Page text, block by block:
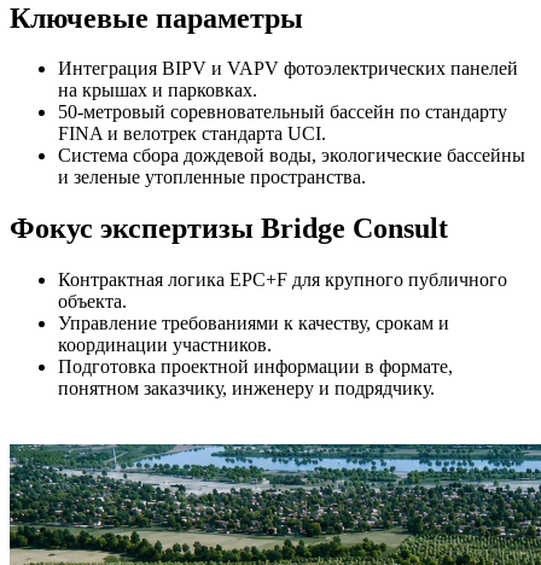
Ключевые параметры
Интеграция BIPV и VAPV фотоэлектрических панелей
на крышах и парковках.
50-метровый соревновательный бассейн по стандарту
FINA и велотрек стандарта UCI.
Система сбора дождевой воды, экологические бассейны
и зеленые утопленные пространства.
Фокус экспертизы Bridge Consult
Контрактная логика EPC+F для крупного публичного
объекта.
Управление требованиями к качеству, срокам и
координации участников.
Подготовка проектной информации в формате,
понятном заказчику, инженеру и подрядчику.